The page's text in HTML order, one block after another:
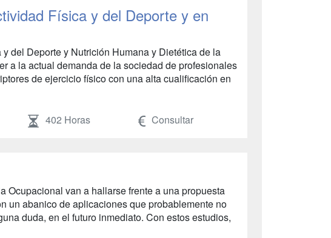
Física y del Deporte y en
del Deporte y Nutrición Humana y Dietética de la
a la actual demanda de la sociedad de profesionales
de ejercicio físico con una alta cualificación en
402 Horas Consultar
Ocupacional van a hallarse frente a una propuesta
un abanico de aplicaciones que probablemente no
duda, en el futuro inmediato. Con estos estudios,